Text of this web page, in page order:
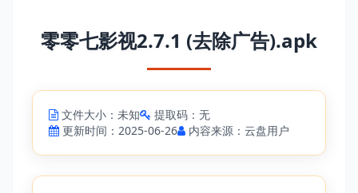
零零七影视2.7.1 (去除广告).apk
文件大小：未知
提取码：无
更新时间：2025-06-26
内容来源：云盘用户